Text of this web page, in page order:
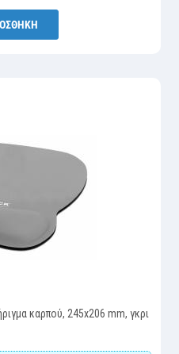
καρπού, 245x206 mm, γκρι